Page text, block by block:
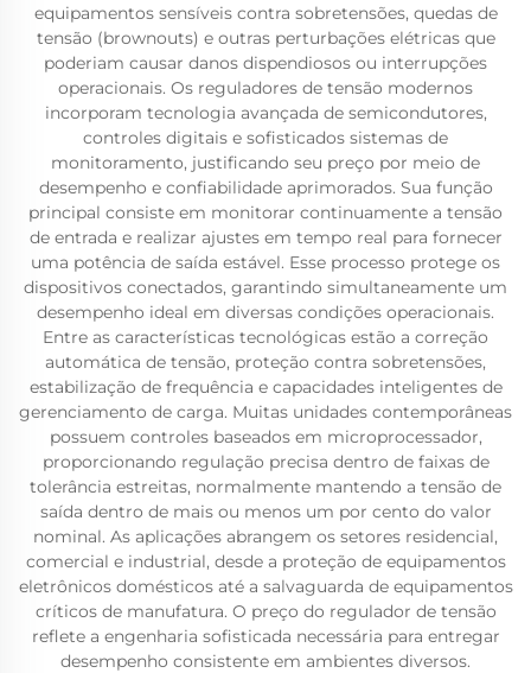
equipamentos sensíveis contra sobretensões, quedas de
tensão (brownouts) e outras perturbações elétricas que
poderiam causar danos dispendiosos ou interrupções
operacionais. Os reguladores de tensão modernos
incorporam tecnologia avançada de semicondutores,
controles digitais e sofisticados sistemas de
monitoramento, justificando seu preço por meio de
desempenho e confiabilidade aprimorados. Sua função
principal consiste em monitorar continuamente a tensão
de entrada e realizar ajustes em tempo real para fornecer
uma potência de saída estável. Esse processo protege os
dispositivos conectados, garantindo simultaneamente um
desempenho ideal em diversas condições operacionais.
Entre as características tecnológicas estão a correção
automática de tensão, proteção contra sobretensões,
estabilização de frequência e capacidades inteligentes de
gerenciamento de carga. Muitas unidades contemporâneas
possuem controles baseados em microprocessador,
proporcionando regulação precisa dentro de faixas de
tolerância estreitas, normalmente mantendo a tensão de
saída dentro de mais ou menos um por cento do valor
nominal. As aplicações abrangem os setores residencial,
comercial e industrial, desde a proteção de equipamentos
eletrônicos domésticos até a salvaguarda de equipamentos
críticos de manufatura. O preço do regulador de tensão
reflete a engenharia sofisticada necessária para entregar
desempenho consistente em ambientes diversos.